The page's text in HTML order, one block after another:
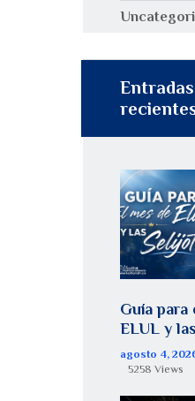
Entradas
Guía para
ELUL y
agosto 4,
5258 Views